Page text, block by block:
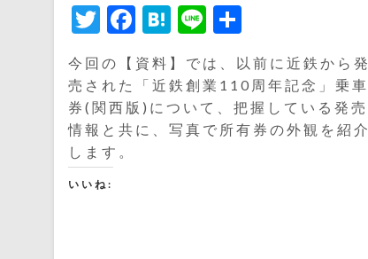
Twitter
Facebook
Hatena
Line
今回の【資料】では、以前に近鉄から発
売された「近鉄創業110周年記念」乗車
券(関西版)について、把握している発売
情報と共に、写真で所有券の外観を紹介
します。
いいね: